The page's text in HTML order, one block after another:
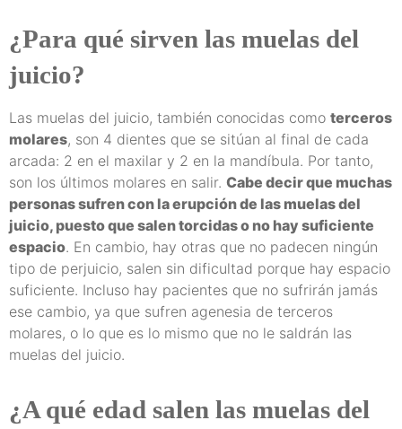
¿Para qué sirven las muelas del
juicio?
Las muelas del juicio, también conocidas como terceros
molares, son 4 dientes que se sitúan al final de cada
arcada: 2 en el maxilar y 2 en la mandíbula. Por tanto,
son los últimos molares en salir. Cabe decir que muchas
personas sufren con la erupción de las muelas del
juicio, puesto que salen torcidas o no hay suficiente
espacio. En cambio, hay otras que no padecen ningún
tipo de perjuicio, salen sin dificultad porque hay espacio
suficiente. Incluso hay pacientes que no sufrirán jamás
ese cambio, ya que sufren agenesia de terceros
molares, o lo que es lo mismo que no le saldrán las
muelas del juicio.
¿A qué edad salen las muelas del